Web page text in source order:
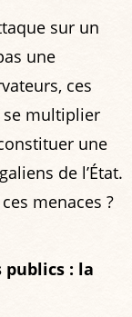
sur un
une
ces
se multiplier
une
de l’État.
menaces ?
publics : la